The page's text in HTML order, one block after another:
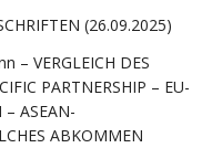
(26.09.2025)
– VERGLEICH DES
PARTNERSHIP – EU-
ASEAN-
ABKOMMEN